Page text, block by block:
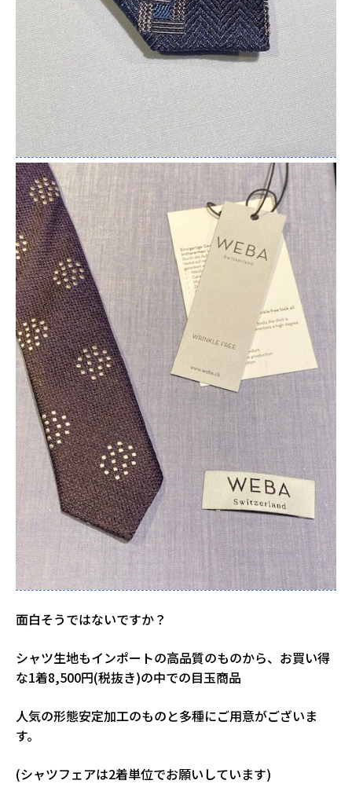
面白そうではないですか？
シャツ生地もインポートの高品質のものから、お買い得
な1着8,500円(税抜き)の中での目玉商品
人気の形態安定加工のものと多種にご用意がございま
す。
(シャツフェアは2着単位でお願いしています)